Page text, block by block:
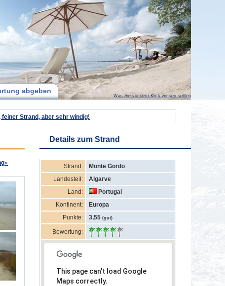
abgeben
Was Sie vor dem Klick wissen sollten
feiner Strand, aber sehr windig!
»
Details zum Strand
Strand:
Monte Gordo
Landesteil:
Algarve
Land:
Portugal
Kontinent:
Europa
Punkte:
3,55 (gut)
Bewertung:
This page can't load Google
Maps correctly.